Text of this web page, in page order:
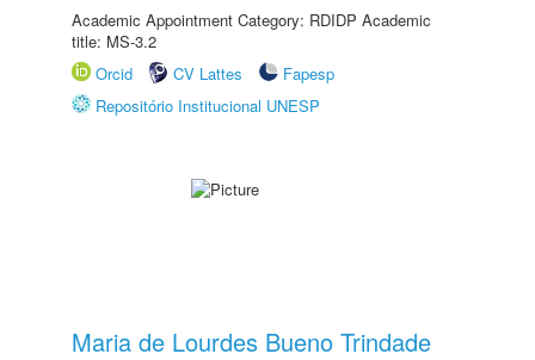
Academic Appointment Category: RDIDP Academic
title: MS-3.2
Orcid
CV Lattes
Fapesp
Repositório Institucional UNESP
Maria de Lourdes Bueno Trindade